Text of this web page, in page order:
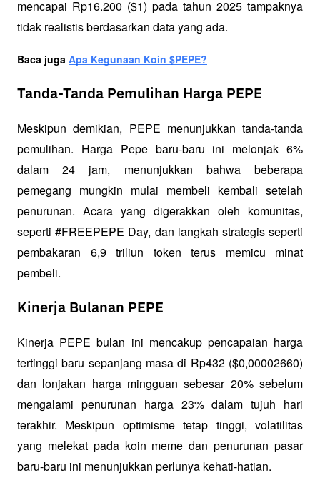
mencapai Rp16.200 ($1) pada tahun 2025 tampaknya
tidak realistis berdasarkan data yang ada.
Baca juga Apa Kegunaan Koin $PEPE?
Tanda-Tanda Pemulihan Harga PEPE
Meskipun demikian, PEPE menunjukkan tanda-tanda
pemulihan. Harga Pepe baru-baru ini melonjak 6%
dalam 24 jam, menunjukkan bahwa beberapa
pemegang mungkin mulai membeli kembali setelah
penurunan. Acara yang digerakkan oleh komunitas,
seperti #FREEPEPE Day, dan langkah strategis seperti
pembakaran 6,9 triliun token terus memicu minat
pembeli.
Kinerja Bulanan PEPE
Kinerja PEPE bulan ini mencakup pencapaian harga
tertinggi baru sepanjang masa di Rp432 ($0,00002660)
dan lonjakan harga mingguan sebesar 20% sebelum
mengalami penurunan harga 23% dalam tujuh hari
terakhir. Meskipun optimisme tetap tinggi, volatilitas
yang melekat pada koin meme dan penurunan pasar
baru-baru ini menunjukkan perlunya kehati-hatian.